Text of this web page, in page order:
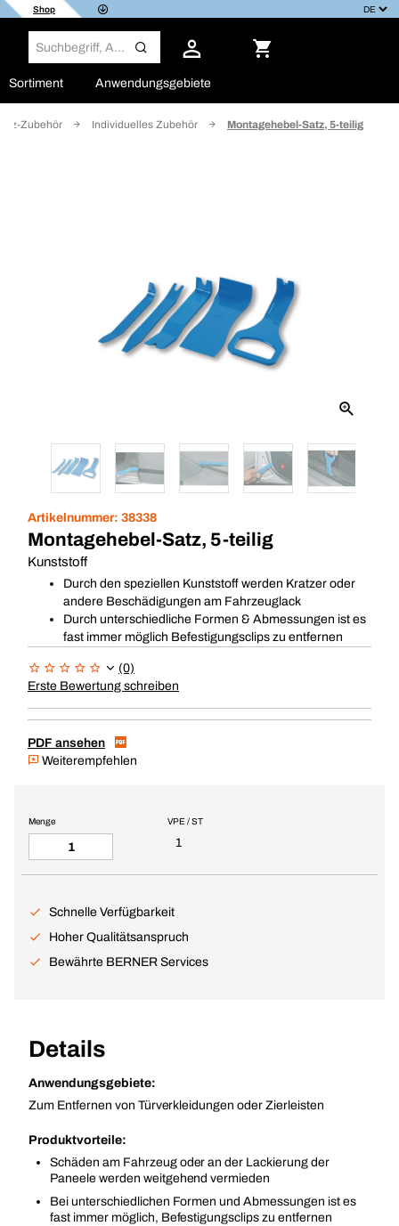
Shop
Sortiment Anwendungsgebiete
Kfz-Zubehör Individuelles Zubehör Montagehebel-Satz, 5-teilig
Artikelnummer: 38338
Montagehebel-Satz, 5-teilig
Kunststoff
Durch den speziellen Kunststoff werden Kratzer oder
andere Beschädigungen am Fahrzeuglack
Durch unterschiedliche Formen & Abmessungen ist es
fast immer möglich Befestigungsclips zu entfernen
(0)
Erste Bewertung schreiben
PDF ansehen
Weiterempfehlen
VPE / ST
1
Menge
Schnelle Verfügbarkeit
Hoher Qualitätsanspruch
Bewährte BERNER Services
Details
Anwendungsgebiete:
Zum Entfernen von Türverkleidungen oder Zierleisten
Produktvorteile:
Schäden am Fahrzeug oder an der Lackierung der
Paneele werden weitgehend vermieden
Bei unterschiedlichen Formen und Abmessungen ist es
fast immer möglich, Befestigungsclips zu entfernen